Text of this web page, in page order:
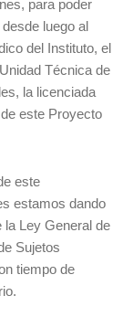
para poder
luego al
del Instituto, el
Técnica de
la licenciada
este Proyecto
este
estamos dando
la Ley General de
Sujetos
tiempo de